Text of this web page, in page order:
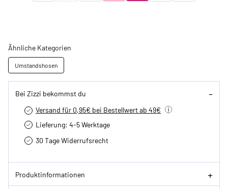
Ähnliche Kategorien
Umstandshosen
Bei Zizzi bekommst du
Versand für 0,95€ bei Bestellwert ab 49€
Lieferung: 4-5 Werktage
30 Tage Widerrufsrecht
Produktinformationen